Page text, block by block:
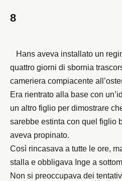
8
Hans aveva installato un
quattro giorni di sbornia
cameriera compiacente
Era rientrato alla base con
un altro figlio per dimostrare
sarebbe estinta con quel figlio
aveva propinato.
Così rincasava a tutte le ore,
stalla e obbligava Inge a
Non si preoccupava dei